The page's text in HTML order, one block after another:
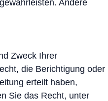
Andere
Zweck Ihrer
die Berichtigung oder
erteilt haben,
Sie das Recht, unter